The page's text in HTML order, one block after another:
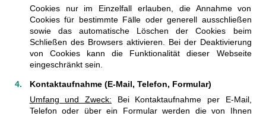
Cookies nur im Einzelfall erlauben, die Annahme von
Cookies für bestimmte Fälle oder generell ausschließen
sowie das automatische Löschen der Cookies beim
Schließen des Browsers aktivieren. Bei der Deaktivierung
von Cookies kann die Funktionalität dieser Webseite
eingeschränkt sein.
Kontaktaufnahme (E-Mail, Telefon, Formular)
Umfang und Zweck: Bei Kontaktaufnahme per E-Mail,
Telefon oder über ein Formular werden die von Ihnen